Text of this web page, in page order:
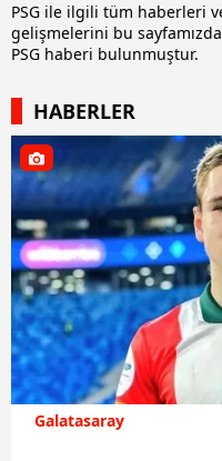
PSG ile ilgili tüm haberleri
gelişmelerini bu
PSG haberi bulunmuştur.
HABERLER
Galatasaray